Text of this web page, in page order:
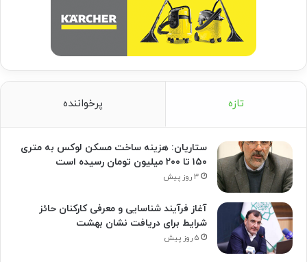
تازه پرخواننده
ستاریان: هزینه ساخت مسکن لوکس به متری
۱۵۰ تا ۲۰۰ میلیون تومان رسیده است
۳ روز پیش
آغاز فرآیند شناسایی و معرفی کارکنان حائز
شرایط برای دریافت نشان بهشت
۵ روز پیش